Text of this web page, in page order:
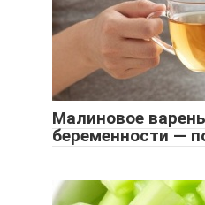
Малиновое
беременности —